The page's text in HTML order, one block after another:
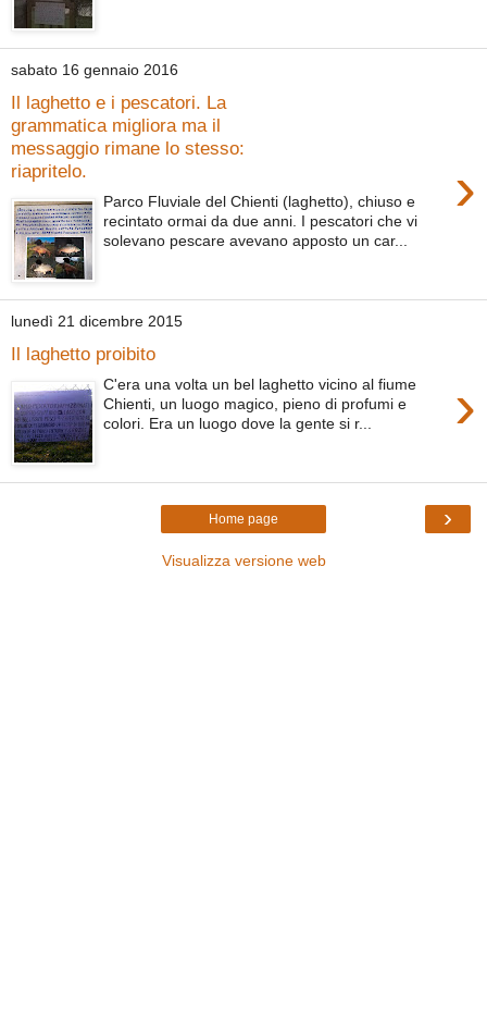
sabato 16 gennaio 2016
Il laghetto e i pescatori. La
grammatica migliora ma il
messaggio rimane lo stesso:
riapritelo.
›
Parco Fluviale del Chienti (laghetto), chiuso e
recintato ormai da due anni. I pescatori che vi
solevano pescare avevano apposto un car...
lunedì 21 dicembre 2015
Il laghetto proibito
›
C'era una volta un bel laghetto vicino al fiume
Chienti, un luogo magico, pieno di profumi e
colori. Era un luogo dove la gente si r...
›
Home page
Visualizza versione web